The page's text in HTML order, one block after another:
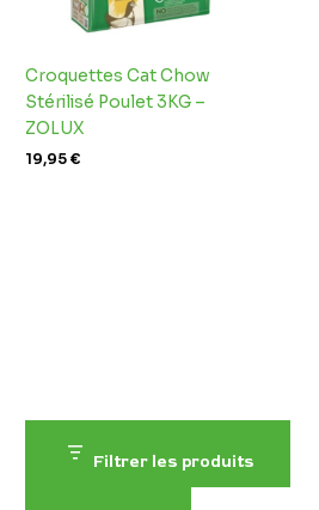
Filtrer les produits
Croquettes Cat Chow
Stérilisé Poulet 3KG –
ZOLUX
19,95€